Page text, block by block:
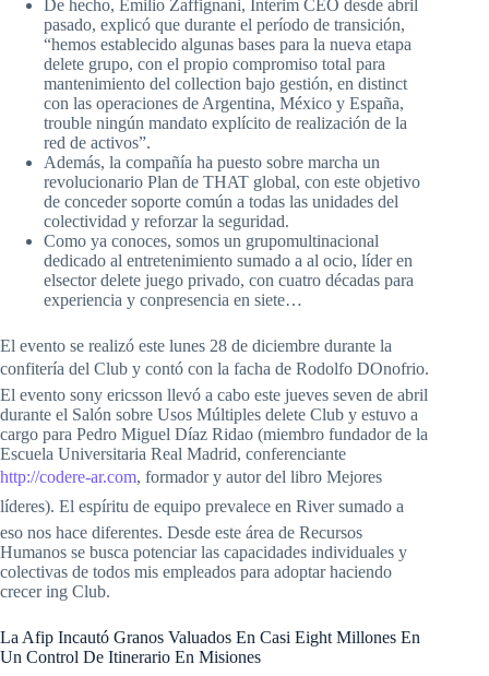
De hecho, Emilio Zaffignani, Interim CEO desde abril
pasado, explicó que durante el período de transición,
“hemos establecido algunas bases para la nueva etapa
delete grupo, con el propio compromiso total para
mantenimiento del collection bajo gestión, en distinct
con las operaciones de Argentina, México y España,
trouble ningún mandato explícito de realización de la
red de activos”.
Además, la compañía ha puesto sobre marcha un
revolucionario Plan de THAT global, con este objetivo
de conceder soporte común a todas las unidades del
colectividad y reforzar la seguridad.
Como ya conoces, somos un grupomultinacional
dedicado al entretenimiento sumado a al ocio, líder en
elsector delete juego privado, con cuatro décadas para
experiencia y conpresencia en siete…
El evento se realizó este lunes 28 de diciembre durante la
confitería del Club y contó con la facha de Rodolfo DOnofrio.
El evento sony ericsson llevó a cabo este jueves seven de abril
durante el Salón sobre Usos Múltiples delete Club y estuvo a
cargo para Pedro Miguel Díaz Ridao (miembro fundador de la
Escuela Universitaria Real Madrid, conferenciante
http://codere-ar.com, formador y autor del libro Mejores
líderes). El espíritu de equipo prevalece en River sumado a
eso nos hace diferentes. Desde este área de Recursos
Humanos se busca potenciar las capacidades individuales y
colectivas de todos mis empleados para adoptar haciendo
crecer ing Club.
La Afip Incautó Granos Valuados En Casi Eight Millones En
Un Control De Itinerario En Misiones